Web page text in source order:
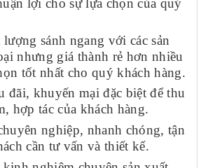
lợi cho sự lựa chọn của quý
sánh ngang với các sản
nhưng giá thành rẻ hơn nhiều
tốt nhất cho quý khách hàng.
khuyến mại đặc biệt để thu
hợp tác của khách hàng.
nghiệp, nhanh chóng, tận
cần tư vấn và thiết kế.